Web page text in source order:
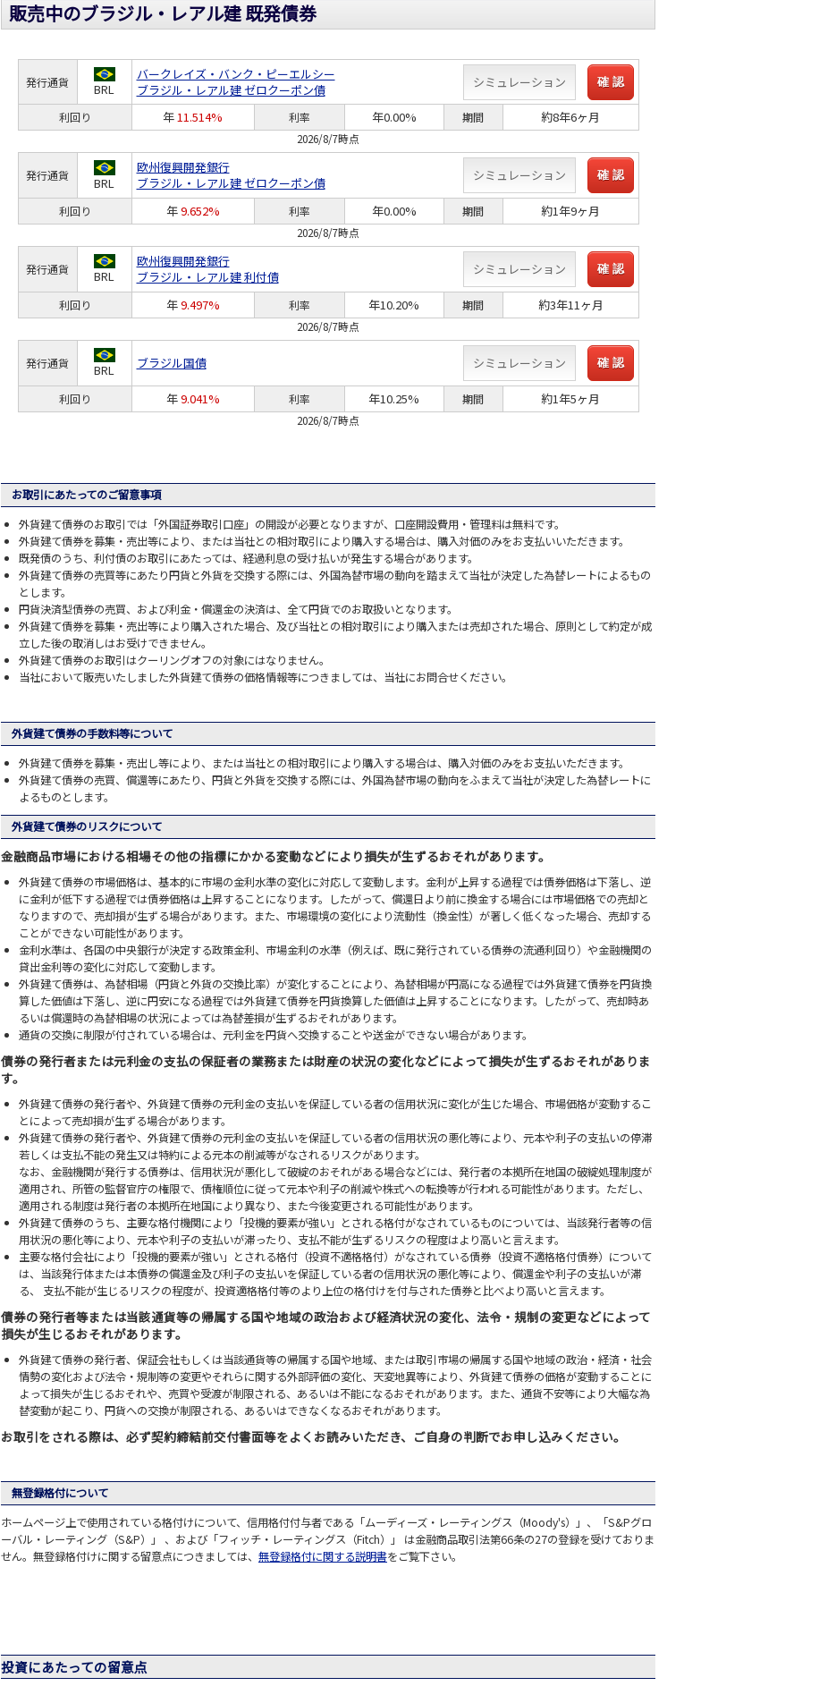
販売中のブラジル・レアル建 既発債券
発行通貨 BRL
バークレイズ・バンク・ピーエルシー
ブラジル・レアル建 ゼロクーポン債
確 認
シミュレーション
利回り 年11.514% 利率 年0.00% 期間 約8年6ヶ月
2026/8/7時点
発行通貨 BRL
欧州復興開発銀行
ブラジル・レアル建 ゼロクーポン債
確 認
シミュレーション
利回り 年9.652% 利率 年0.00% 期間 約1年9ヶ月
2026/8/7時点
発行通貨 BRL
欧州復興開発銀行
ブラジル・レアル建 利付債
確 認
シミュレーション
利回り 年9.497% 利率 年10.20% 期間 約3年11ヶ月
2026/8/7時点
発行通貨 BRL ブラジル国債 確 認
シミュレーション
利回り 年9.041% 利率 年10.25% 期間 約1年5ヶ月
2026/8/7時点
お取引にあたってのご留意事項
外貨建て債券のお取引では「外国証券取引口座」の開設が必要となりますが、口座開設費用・管理料は無料です。
外貨建て債券を募集・売出等により、または当社との相対取引により購入する場合は、購入対価のみをお支払いいただきます。
既発債のうち、利付債のお取引にあたっては、経過利息の受け払いが発生する場合があります。
外貨建て債券の売買等にあたり円貨と外貨を交換する際には、外国為替市場の動向を踏まえて当社が決定した為替レートによるもの
とします。
円貨決済型債券の売買、および利金・償還金の決済は、全て円貨でのお取扱いとなります。
外貨建て債券を募集・売出等により購入された場合、及び当社との相対取引により購入または売却された場合、原則として約定が成
立した後の取消しはお受けできません。
外貨建て債券のお取引はクーリングオフの対象にはなりません。
当社において販売いたしました外貨建て債券の価格情報等につきましては、当社にお問合せください。
外貨建て債券の手数料等について
外貨建て債券を募集・売出し等により、または当社との相対取引により購入する場合は、購入対価のみをお支払いただきます。
外貨建て債券の売買、償還等にあたり、円貨と外貨を交換する際には、外国為替市場の動向をふまえて当社が決定した為替レートに
よるものとします。
外貨建て債券のリスクについて
金融商品市場における相場その他の指標にかかる変動などにより損失が生ずるおそれがあります。
外貨建て債券の市場価格は、基本的に市場の金利水準の変化に対応して変動します。金利が上昇する過程では債券価格は下落し、逆
に金利が低下する過程では債券価格は上昇することになります。したがって、償還日より前に換金する場合には市場価格での売却と
なりますので、売却損が生ずる場合があります。また、市場環境の変化により流動性（換金性）が著しく低くなった場合、売却する
ことができない可能性があります。
金利水準は、各国の中央銀行が決定する政策金利、市場金利の水準（例えば、既に発行されている債券の流通利回り）や金融機関の
貸出金利等の変化に対応して変動します。
外貨建て債券は、為替相場（円貨と外貨の交換比率）が変化することにより、為替相場が円高になる過程では外貨建て債券を円貨換
算した価値は下落し、逆に円安になる過程では外貨建て債券を円貨換算した価値は上昇することになります。したがって、売却時あ
るいは償還時の為替相場の状況によっては為替差損が生ずるおそれがあります。
通貨の交換に制限が付されている場合は、元利金を円貨へ交換することや送金ができない場合があります。
債券の発行者または元利金の支払の保証者の業務または財産の状況の変化などによって損失が生ずるおそれがありま
す。
外貨建て債券の発行者や、外貨建て債券の元利金の支払いを保証している者の信用状況に変化が生じた場合、市場価格が変動するこ
とによって売却損が生ずる場合があります。
外貨建て債券の発行者や、外貨建て債券の元利金の支払いを保証している者の信用状況の悪化等により、元本や利子の支払いの停滞
若しくは支払不能の発生又は特約による元本の削減等がなされるリスクがあります。
なお、金融機関が発行する債券は、信用状況が悪化して破綻のおそれがある場合などには、発行者の本拠所在地国の破綻処理制度が
適用され、所管の監督官庁の権限で、債権順位に従って元本や利子の削減や株式への転換等が行われる可能性があります。ただし、
適用される制度は発行者の本拠所在地国により異なり、また今後変更される可能性があります。
外貨建て債券のうち、主要な格付機関により「投機的要素が強い」とされる格付がなされているものについては、当該発行者等の信
用状況の悪化等により、元本や利子の支払いが滞ったり、支払不能が生ずるリスクの程度はより高いと言えます。
主要な格付会社により「投機的要素が強い」とされる格付（投資不適格格付）がなされている債券（投資不適格格付債券）について
は、当該発行体または本債券の償還金及び利子の支払いを保証している者の信用状況の悪化等により、償還金や利子の支払いが滞
る、 支払不能が生じるリスクの程度が、投資適格格付等のより上位の格付けを付与された債券と比べより高いと言えます。
債券の発行者等または当該通貨等の帰属する国や地域の政治および経済状況の変化、法令・規制の変更などによって
損失が生じるおそれがあります。
外貨建て債券の発行者、保証会社もしくは当該通貨等の帰属する国や地域、または取引市場の帰属する国や地域の政治・経済・社会
情勢の変化および法令・規制等の変更やそれらに関する外部評価の変化、天変地異等により、外貨建て債券の価格が変動することに
よって損失が生じるおそれや、売買や受渡が制限される、あるいは不能になるおそれがあります。また、通貨不安等により大幅な為
替変動が起こり、円貨への交換が制限される、あるいはできなくなるおそれがあります。
お取引をされる際は、必ず契約締結前交付書面等をよくお読みいただき、ご自身の判断でお申し込みください。
無登録格付について
ホームページ上で使用されている格付けについて、信用格付付与者である「ムーディーズ・レーティングス（Moody's）」、「S&Pグロ
ーバル・レーティング（S&P）」 、および「フィッチ・レーティングス（Fitch）」 は金融商品取引法第66条の27の登録を受けておりま
せん。無登録格付けに関する留意点につきましては、 無登録格付に関する説明書をご覧下さい。
投資にあたっての留意点